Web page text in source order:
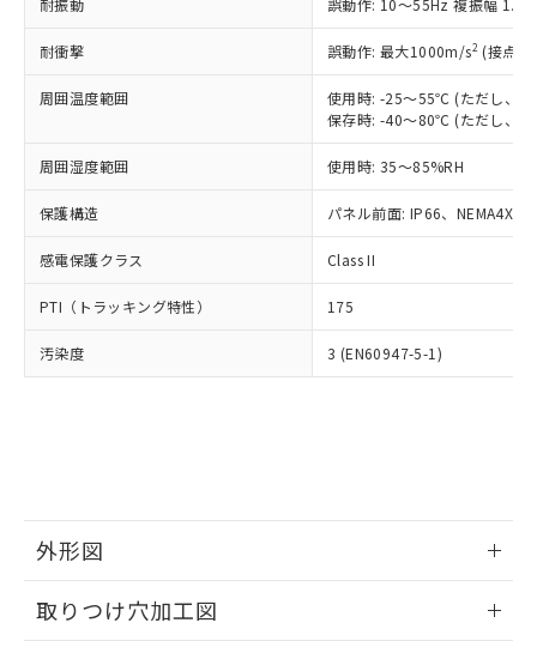
耐振動 誤動作: 10～55Hz 複振幅
耐衝撃 誤動作: 最大1000m/s2 (接点
周囲温度範囲
使用時: -25～55℃ (ただし、氷
保存時: -40～80℃ (ただし、氷
周囲湿度範囲 使用時: 35～85%RH
保護構造 パネル前面: IP66、NEMA4X,
感電保護クラス Class II
PTI（トラッキング特性） 175
汚染度 3 (EN60947-5-1)
外形図
取りつけ穴加工図
正式な納期状況および標準価格はお客
様のお取引先、またはお客様担当のオ
ムロン制御機器販売店・当社販売員に
オムロン制御機器販売店や当社販売拠
販売ネットワーク
」をご確認
在庫状況および標準価格結果を当社の
事前の承諾なく第三者に漏洩または開
示しないようお願いします。
マイパーツ機能（部品リスト作成サー
ビス）をご利用いただくには、I-Web
メンバーズにご登録されている必要が
お客様が当ウェブサイト上で当社にご
指します。
但し、RoHS指令で産業用監視および制御機器に対する
適用除外項目は除く。
フタル酸エステル類の４物質については閾値を超える意
図的な使用がないことを確認しています。
部品在庫の切り替え状況などにより、予定
月が前後することがあります。
※3 非含有証明書ダウンロード
51物質の非含有証明書（当社基準）
※本証明書は発行日時点で非含有を証明す
るもので、過去に遡って非含有を証明する
ものではありません。
また、RoHS指令のフタル酸エステル類４
DBP(フタル酸ジブチル) : 1000ppm、 DIBP(フタル酸ジ
イソブチル) : 1000ppm、 BBP(フタル酸ブチルベンジ
DEHP(フタル酸ビス(2-エチルヘキシル)) : 1000ppm
準値以下であることを示します。
「10」：通常の使用状況下において有害物
質が外部に漏えいし、環境に深刻な影響を
及ぼさない年数を意味します。
「－」：未確認です。当社販売部門へお問
全に破砕するなど、違法に輸出されな
いよう必要な手段を講じます。
当社は貴社製品を、核兵器、ミサイ
ル、化学兵器、生物兵器またはその他
武器並びにこれらの製造装置等に一切
当社は、貴社製品を第三者に販売する
場合は、上記1、2および3の内容を当
該第三者に通知します。また当社は、
販売先および販売に係わる関係者が違
法に輸出するおそれがある場合は、取
り引きをいたしません。
一定数には満たないが在庫あり
－
在庫なし(最新の在庫状況につ
いては、お客様のお取引先、ま
たはお客様担当のオムロン制御
機器販売店・当社販売員にご確
空
受注生産機種、また在庫状況の
情報を公開していない機種